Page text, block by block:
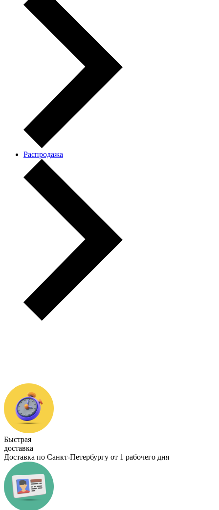
Распродажа
Быстрая
доставка
Доставка по Санкт-Петербургу от 1 рабочего дня